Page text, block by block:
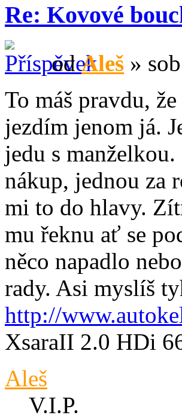
Re: Kovové
odAleš »
To máš pravdu,
jezdím jenom já.
jedu s manželkou.
nákup, jednou za
mi to do hlavy.
mu řeknu ať se
něco napadlo
rady. Asi myslíš
http://
XsaraII 2.0 HDi
Aleš
V.I.P.